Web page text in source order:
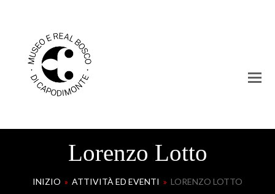
Lorenzo Lotto
INIZIO » ATTIVITÀ ED EVENTI » LORENZO LOTTO